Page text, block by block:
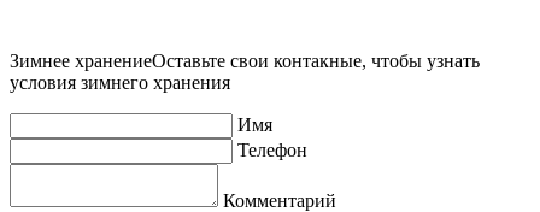
Зимнее хранениеОставьте свои контакные, чтобы узнать
условия зимнего хранения
Имя
Телефон
Комментарий